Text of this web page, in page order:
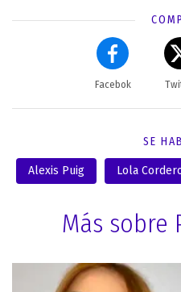
Facebok
SE
Alexis Puig Lola
Más sobre